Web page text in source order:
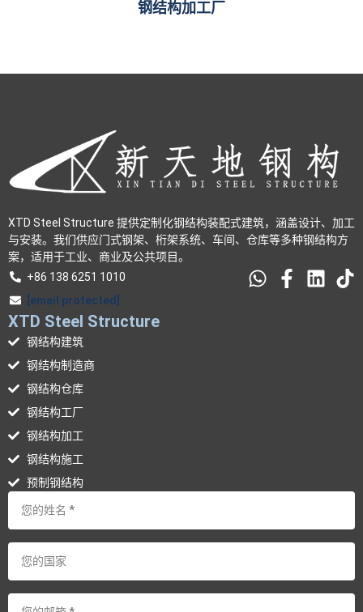
钢结构加工厂
XTD Steel Structure 提供定制化钢结构装配式建筑，涵盖设计、加工
与安装。我们供应门式钢架、桁架系统、车间、仓库等多种钢结构方
案，适用于工业、商业及公共项目。
+86 138 6251 1010
[email protected]
XTD Steel Structure
钢结构建筑
钢结构制造商
钢结构仓库
钢结构工厂
钢结构加工
钢结构施工
预制钢结构